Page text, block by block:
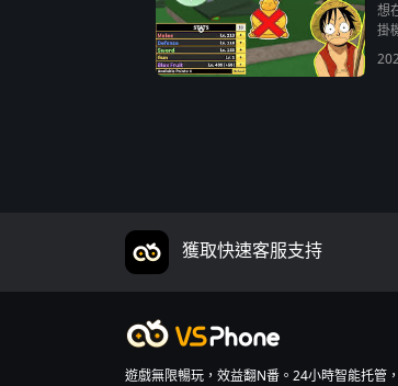
想
掛
獲取快速客服支持
遊戲無限暢玩，效益翻N番。24小時智能托管